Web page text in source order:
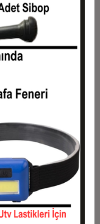
Toplam Tutar
1,10 TL
1,18 TL
1,24 TL
1,27 TL
1,29 TL
1,31 TL